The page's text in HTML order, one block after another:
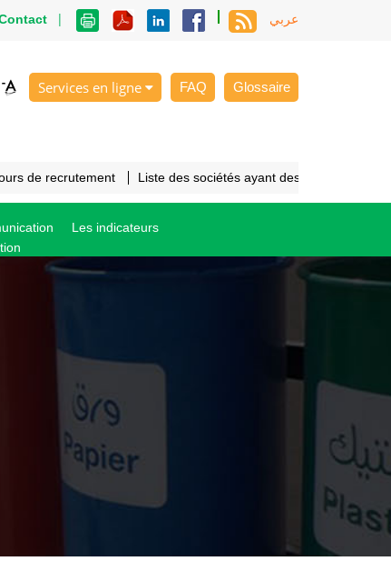
| عربي
Services en ligne FAQ Glossaire
de recrutement Liste des sociétés ayant des cahiers des
Les indicateurs